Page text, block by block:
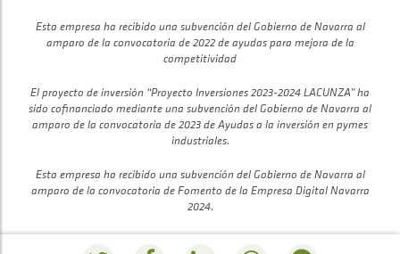
Esta empresa ha recibido una subvención del Gobierno de Navarra al
amparo de la convocatoria de 2022 de ayudas para mejora de la
competitividad
El proyecto de inversión “Proyecto Inversiones 2023-2024 LACUNZA” ha
sido cofinanciado mediante una subvención del Gobierno de Navarra al
amparo de la convocatoria de 2023 de Ayudas a la inversión en pymes
industriales.
Esta empresa ha recibido una subvención del Gobierno de Navarra al
amparo de la convocatoria de Fomento de la Empresa Digital Navarra
2024.